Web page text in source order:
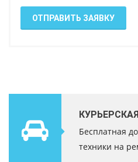
ОТПРАВИТЬ ЗАЯВКУ
Бесплатная
техники на